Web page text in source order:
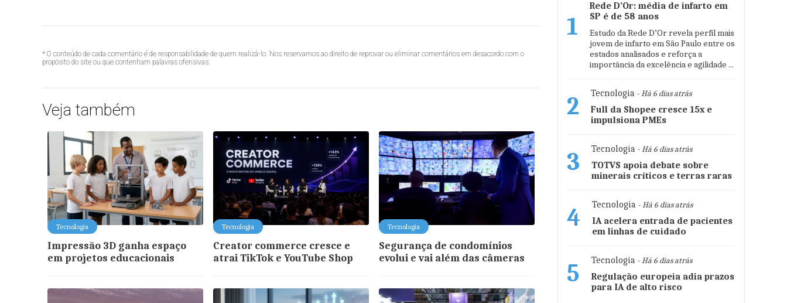
* O conteúdo de cada comentário é de responsabilidade de quem realizá-lo. Nos reservamos ao direito de reprovar ou eliminar comentários em desacordo com o
propósito do site ou que contenham palavras ofensivas.
Veja também
Tecnologia
Impressão 3D ganha espaço
em projetos educacionais
Tecnologia
Creator commerce cresce e
atrai TikTok e YouTube Shop
Tecnologia
Segurança de condomínios
evolui e vai além das câmeras
1
Rede D’Or: média de infarto em
SP é de 58 anos
Estudo da Rede D’Or revela perfil mais
jovem de infarto em São Paulo entre os
estados analisados e reforça a
importância da excelência e agilidade ...
2 Tecnologia - Há 6 dias atrás
Full da Shopee cresce 15x e
impulsiona PMEs
3 Tecnologia - Há 6 dias atrás
TOTVS apoia debate sobre
minerais críticos e terras raras
4 Tecnologia - Há 6 dias atrás
IA acelera entrada de pacientes
em linhas de cuidado
5 Tecnologia - Há 6 dias atrás
Regulação europeia adia prazos
para IA de alto risco